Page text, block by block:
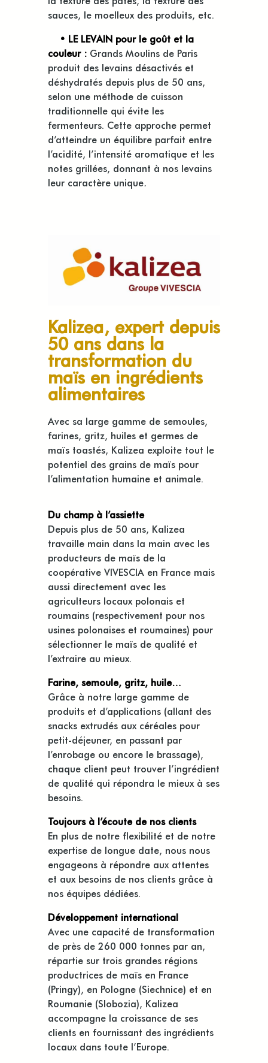
sauces, le moelleux des produits, etc.
• LE LEVAIN pour le goût et la
couleur : Grands Moulins de Paris
produit des levains désactivés et
déshydratés depuis plus de 50 ans,
selon une méthode de cuisson
traditionnelle qui évite les
fermenteurs. Cette approche permet
d’atteindre un équilibre parfait entre
l’acidité, l’intensité aromatique et les
notes grillées, donnant à nos levains
leur caractère unique.
Kalizea, expert depuis
50 ans dans la
transformation du
maïs en ingrédients
alimentaires
Avec sa large gamme de semoules,
farines, gritz, huiles et germes de
maïs toastés, Kalizea exploite tout le
potentiel des grains de maïs pour
l’alimentation humaine et animale.
Du champ à l’assiette
Depuis plus de 50 ans, Kalizea
travaille main dans la main avec les
producteurs de maïs de la
coopérative VIVESCIA en France mais
aussi directement avec les
agriculteurs locaux polonais et
roumains (respectivement pour nos
usines polonaises et roumaines) pour
sélectionner le maïs de qualité et
l’extraire au mieux.
Farine, semoule, gritz, huile…
Grâce à notre large gamme de
produits et d’applications (allant des
snacks extrudés aux céréales pour
petit-déjeuner, en passant par
l’enrobage ou encore le brassage),
chaque client peut trouver l’ingrédient
de qualité qui répondra le mieux à ses
besoins.
Toujours à l’écoute de nos clients
En plus de notre flexibilité et de notre
expertise de longue date, nous nous
engageons à répondre aux attentes
et aux besoins de nos clients grâce à
nos équipes dédiées.
Développement international
Avec une capacité de transformation
de près de 260 000 tonnes par an,
répartie sur trois grandes régions
productrices de maïs en France
(Pringy), en Pologne (Siechnice) et en
Roumanie (Slobozia), Kalizea
accompagne la croissance de ses
clients en fournissant des ingrédients
locaux dans toute l’Europe.